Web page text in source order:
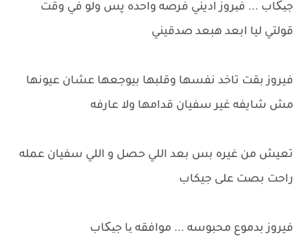
جیکاب ... فیروز اديني فرصه واحده پس ولو في وقت
قولتي ليا ابعد هبعد صدقيني
فيروز بقت تاخد نفسها وقلبها بيوجعها عشان عيونها
مش شايفه غير سفيان قدامها ولا عارفه
تعيش من غيره بس بعد اللي حصل و اللي سفيان عمله
راحت بصت على جيكاب
فيروز بدموع محبوسه ... موافقه یا جیکاب